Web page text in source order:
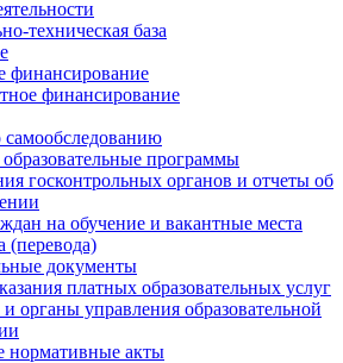
техническая база
финансирование
финансирование
программы
госконтрольных органов и отчеты об
на обучение и вакантные места
(перевода)
документы
платных образовательных услуг
органы управления образовательной
нормативные акты